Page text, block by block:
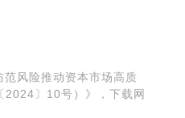
风险推动资本市场高质
2024〕10号）》，下载网